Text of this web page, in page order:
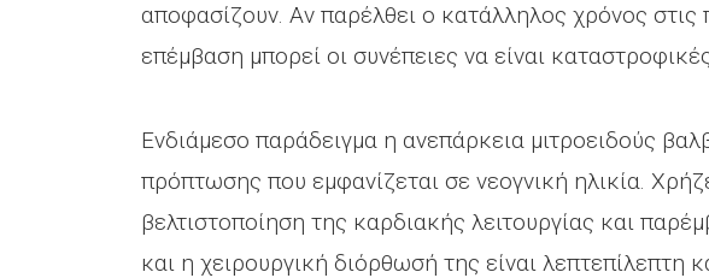
αποφασίζουν. Αν παρέλθει ο κατάλληλος χρόνος στις
επέμβαση μπορεί οι συνέπειες να είναι
Ενδιάμεσο παράδειγμα η ανεπάρκεια μιτροειδούς
πρόπτωσης που εμφανίζεται σε νεογνική ηλικία.
βελτιστοποίηση της καρδιακής λειτουργίας και
και η χειρουργική διόρθωσή της είναι λεπτεπίλεπτη